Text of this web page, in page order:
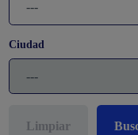
Ciudad
Limpiar